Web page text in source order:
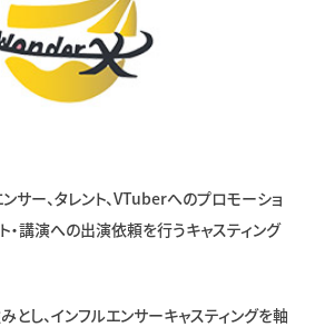
ンサー、タレント、VTuberへのプロモーショ
・講演への出演依頼を行うキャスティング
とし、インフルエンサーキャスティングを軸